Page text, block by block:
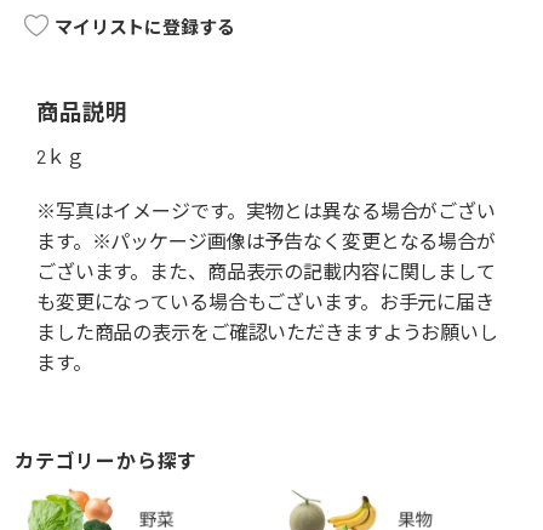
マイリストに登録する
商品説明
2ｋｇ
※写真はイメージです。実物とは異なる場合がござい
ます。※パッケージ画像は予告なく変更となる場合が
ございます。また、商品表示の記載内容に関しまして
も変更になっている場合もございます。お手元に届き
ました商品の表示をご確認いただきますようお願いし
ます。
カテゴリーから探す